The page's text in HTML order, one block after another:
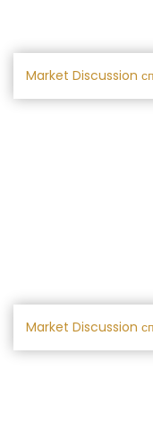
Market Discussion
Market Discussion